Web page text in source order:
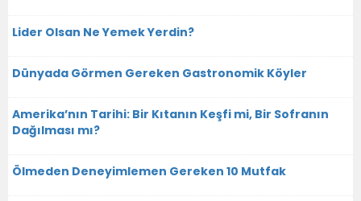
Lider Olsan Ne Yemek Yerdin?
Dünyada Görmen Gereken Gastronomik Köyler
Amerika’nın Tarihi: Bir Kıtanın Keşfi mi, Bir Sofranın
Dağılması mı?
Ölmeden Deneyimlemen Gereken 10 Mutfak